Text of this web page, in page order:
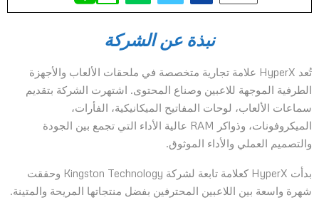
نبذة عن الشركة
تُعد HyperX علامة تجارية متخصصة في ملحقات الألعاب والأجهزة
الطرفية الموجهة للاعبين وصناع المحتوى. اشتهرت الشركة بتقديم
سماعات الألعاب، لوحات المفاتيح الميكانيكية، الفأرات،
الميكروفونات، وذواكر RAM عالية الأداء التي تجمع بين الجودة
والتصميم العملي والأداء الموثوق.
بدأت HyperX كعلامة تابعة لشركة Kingston Technology وحققت
شهرة واسعة بين اللاعبين المحترفين بفضل منتجاتها المريحة والمتينة.